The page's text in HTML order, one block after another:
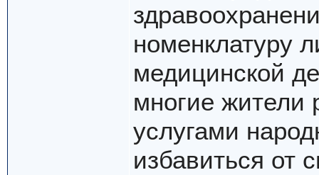
номенклатуру
медицинской
многие жители
услугами
избавиться от